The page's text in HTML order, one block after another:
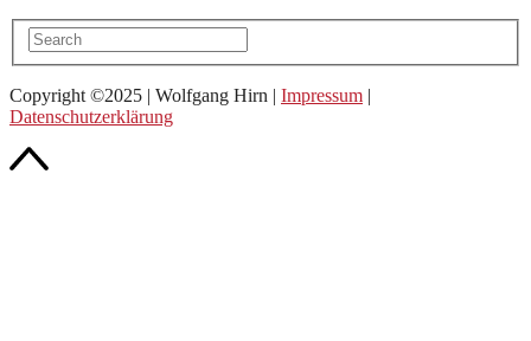
Copyright ©2025 | Wolfgang Hirn | Impressum |
Datenschutzerklärung